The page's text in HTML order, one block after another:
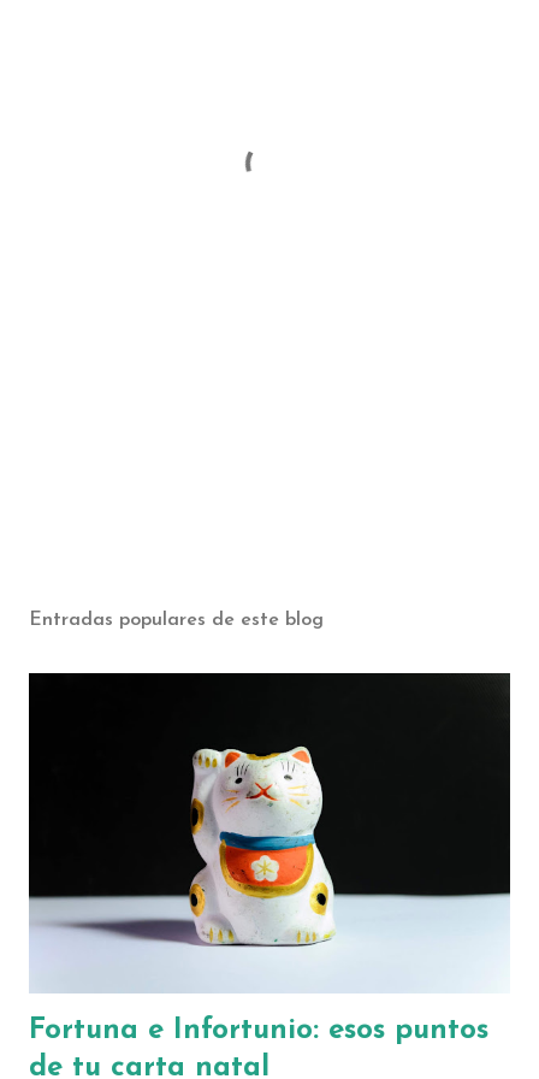
Entradas populares de este blog
Fortuna e Infortunio: esos puntos
de tu carta natal